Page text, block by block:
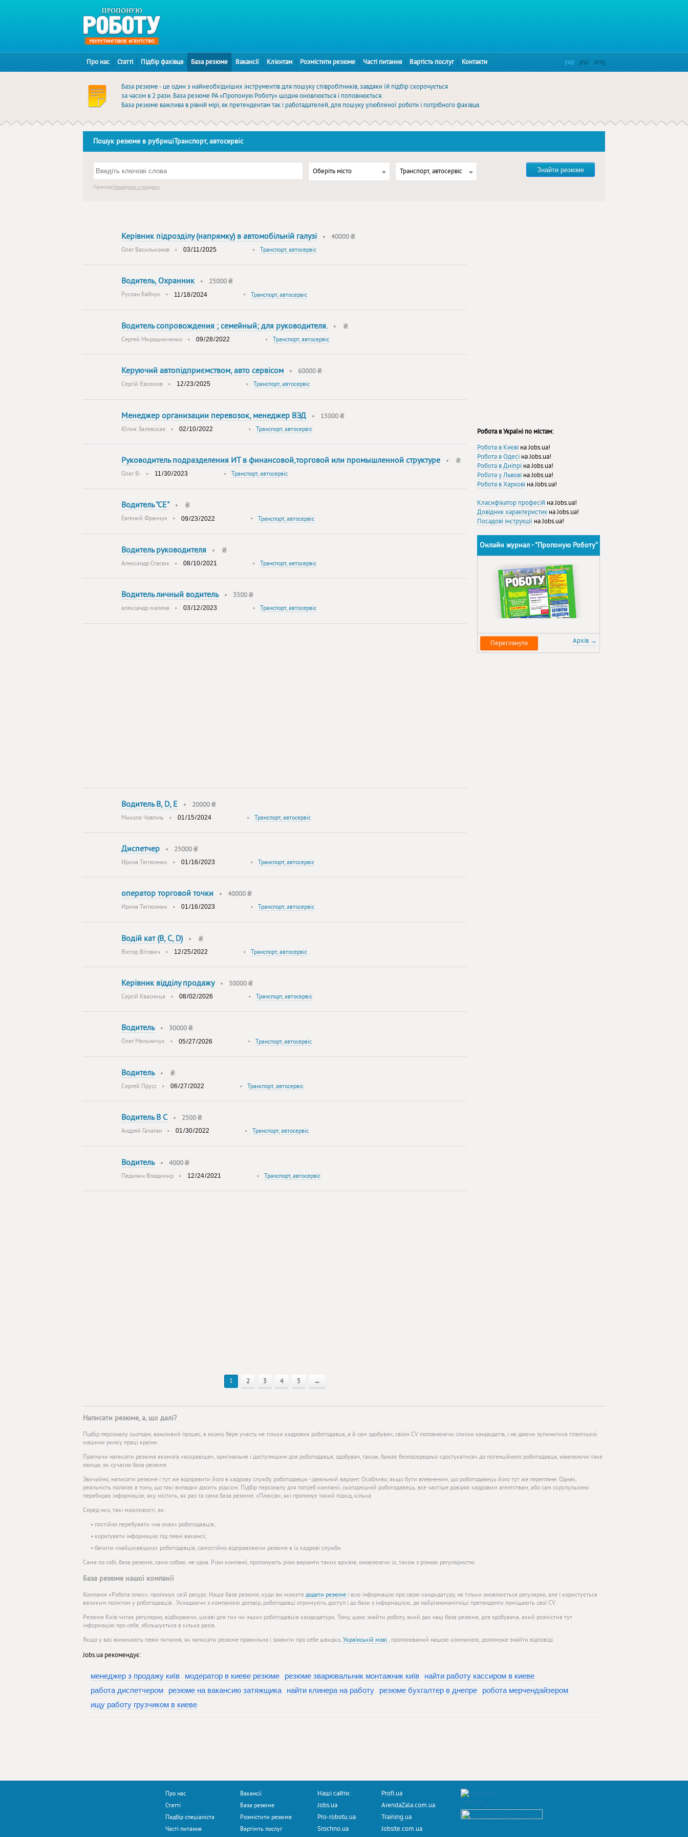
укр рус eng
Про нас Статті Підбір фахівця База резюме Вакансії Клієнтам Розмістити резюме Часті питання Вартість послуг Контакти
База резюме - це один з найнеобхідніших інструментів для пошуку співробітників, завдяки їй підбір скорочується
за часом в 2 рази. База резюме РА «Пропоную Роботу» щодня оновлюється і поповнюється.
База резюме важлива в рівній мірі, як претендентам так і работадателей, для пошуку улюбленої роботи і потрібного фахівця.
Пошук резюме в рубриціТранспорт, автосервіс
Оберіть місто Транспорт, автосервіс Знайти резюме
Приклад:Менеджер з продажу
Керівник підрозділу (напрямку) в автомобільній галузі • 40000 ₴
Олег Васильконов • • Транспорт, автосервіс
Водитель, Охранник• 25000 ₴
Руслан Бабчук • •Транспорт, автосервіс
Водитель сопровождения ; семейный; для руководителя. • ₴
Cергей Мирошниченко • •Транспорт, автосервіс
Керуючий автопідприємством, авто сервісом • 60000 ₴
Сергій Євсюков • • Транспорт, автосервіс
Менеджер организации перевозок, менеджер ВЭД • 15000 ₴
Юлия Залевская • •Транспорт, автосервіс
Руководитель подразделения ИТ в финансовой,торговой или промышленной структуре • ₴
Олег В- • • Транспорт, автосервіс
Водитель "СЕ" • ₴
Евгений Франчук • •Транспорт, автосервіс
Водитель руководителя • ₴
Александр Стасюк • •Транспорт, автосервіс
Водитель личный водитель• 3500 ₴
александр малена • • Транспорт, автосервіс
Водитель B, D, E • 20000 ₴
Микола Човпінь • •Транспорт, автосервіс
Диспетчер • 25000 ₴
Ирина Тютюнник • • Транспорт, автосервіс
оператор торговой точки • 40000 ₴
Ирина Тютюнник • • Транспорт, автосервіс
Водій кат (B, C, D)• ₴
Віктор Вітович • •Транспорт, автосервіс
Керівник відділу продажу• 50000 ₴
Сергій Квасниця • • Транспорт, автосервіс
Водитель• 30000 ₴
Олег Мельничук • •Транспорт, автосервіс
Водитель• ₴
Сергей Прусс • •Транспорт, автосервіс
Водитель В С • 2500 ₴
Андрей Галаган • • Транспорт, автосервіс
Водитель• 4000 ₴
Пединич Владимир • •Транспорт, автосервіс
1 2 3 4 5 →
Робота в Україні по містам:
Робота в Києві на Jobs.ua!
Робота в Одесі на Jobs.ua!
Робота в Дніпрі на Jobs.ua!
Робота у Львові на Jobs.ua!
Робота в Харкові на Jobs.ua!
Класифікатор професій на Jobs.ua!
Довідник характеристик на Jobs.ua!
Посадові інструкції на Jobs.ua!
Онлайн журнал - "Пропоную Роботу"
Переглянути Архів →
Написати резюме, а, що далі?
Підбір персоналу сьогодні, важливий процес, в якому бере участь не тільки кадровик роботодавця, а й сам здобувач, своїм CV поповнюючи списки кандидатів, і не даючи зупинитися гігантської
машини ринку праці країни.
Прагнучи написати резюме якомога «яскравіше», оригінальне і доступнішим для роботодавця, здобувач, також, бажає безпосередньо «достукатися» до потенційного роботодавця, нівелюючи таке
явище, як сучасна база резюме.
Звичайно, написати резюме і тут же відправити його в кадрову службу роботодавця - ідеальний варіант. Особливо, якщо бути впевненим, що роботодавець його тут же перегляне. Однак,
реальність полягає в тому, що такі випадки досить рідкісні. Підбір персоналу для потреб компанії, сьогоднішній роботодавець, все частіше довіряє кадровим агентствам, або сам скрупульозно
перебирає інформацію, яку містить, як раз та сама база резюме. «Плюсів», які пропонує такий підхід, кілька.
Серед них, такі можливості, як:
• постійно перебувати «на очах» роботодавців;
• коригувати інформацію під певні вакансії;
• бачити «найцікавіших» роботодавців, самостійно відправляючи резюме в їх кадрові служби.
Сама по собі, база резюме, само собою, не одна. Різні компанії, пропонують різні варіанти таких архівів, оновлюючи їх, також з різною регулярністю.
База резюме нашої компанії
Компанія «Робота плюс», пропонує свій ресурс. Наша база резюме, куди ви можете додати резюме і всю інформацію про свою кандидатуру, не тільки оновлюється регулярно, але і користується
великим попитом у роботодавців . Укладаючи з компанією договір, роботодавці отримують доступ і до бази з інформацією, де найрізноманітніші претенденти поміщають свої CV.
Резюме Київ читає регулярно, відбираючи, цікаві для тих чи інших роботодавців кандидатури. Тому, шанс знайти роботу, який дає наш база резюме, для здобувача, який розмістив тут
інформацію про себе, збільшується в кілька разів.
Якщо у вас виникають певні питання, як написати резюме правильно і заявити про себе швидко, Українській мові , пропонований нашою компанією, допоможе знайти відповіді.
Jobs.ua рекомендує:
менеджер з продажу київ модератор в киеве резюме резюме зварювальник монтажник київ
найти работу кассиром в киеве
работа диспетчером
резюме на вакансию затяжщика найти клинера на работу резюме бухгалтер в днепре
робота мерчендайзером
ищу работу грузчиком в киеве
Про нас
Статті
Падбір спеціаліста
Часті питання
Вакансії
База резюме
Розмістити резюме
Вартімть послуг
Наші сайти:
Jobs.ua
Pro-robotu.ua
Srochno.ua
Profi.ua
ArendaZala.com.ua
Training.ua
Jobsite.com.ua